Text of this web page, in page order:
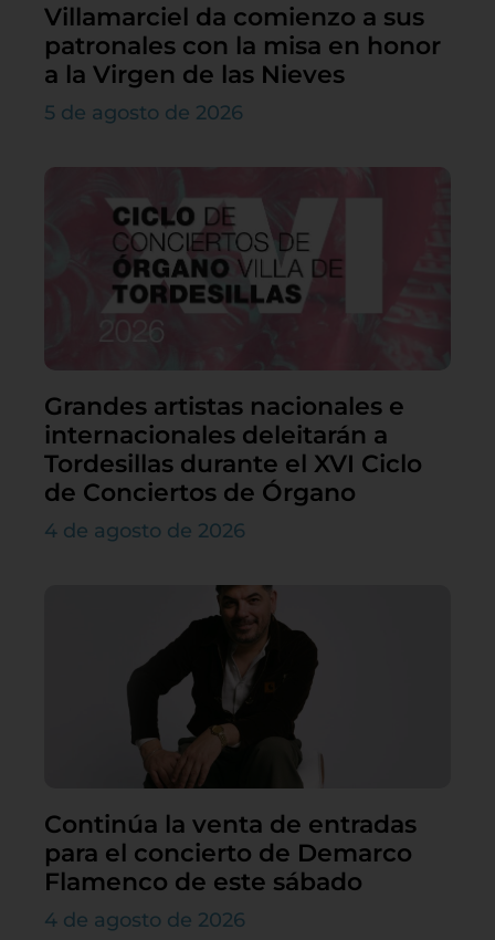
Villamarciel da comienzo a sus
patronales con la misa en honor
a la Virgen de las Nieves
5 de agosto de 2026
Grandes artistas nacionales e
internacionales deleitarán a
Tordesillas durante el XVI Ciclo
de Conciertos de Órgano
4 de agosto de 2026
Continúa la venta de entradas
para el concierto de Demarco
Flamenco de este sábado
4 de agosto de 2026